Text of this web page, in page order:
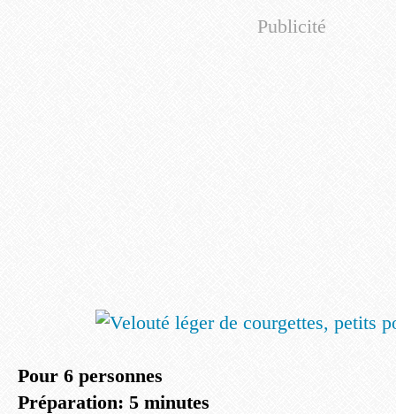
Publicité
Pour 6 personnes
Préparation: 5 minutes